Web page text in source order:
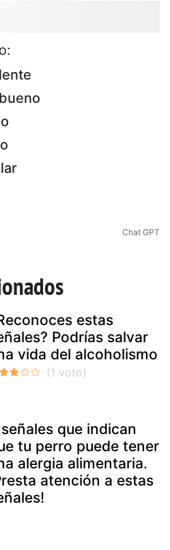
Chat GPT
estas
Podrías salvar
vida del alcoholismo
que indican
tu perro puede tener
alergia alimentaria.
atención a estas